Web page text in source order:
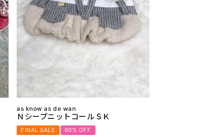
as know as de wan
ＮシープニットコールＳＫ
FINAL SALE
60% OFF